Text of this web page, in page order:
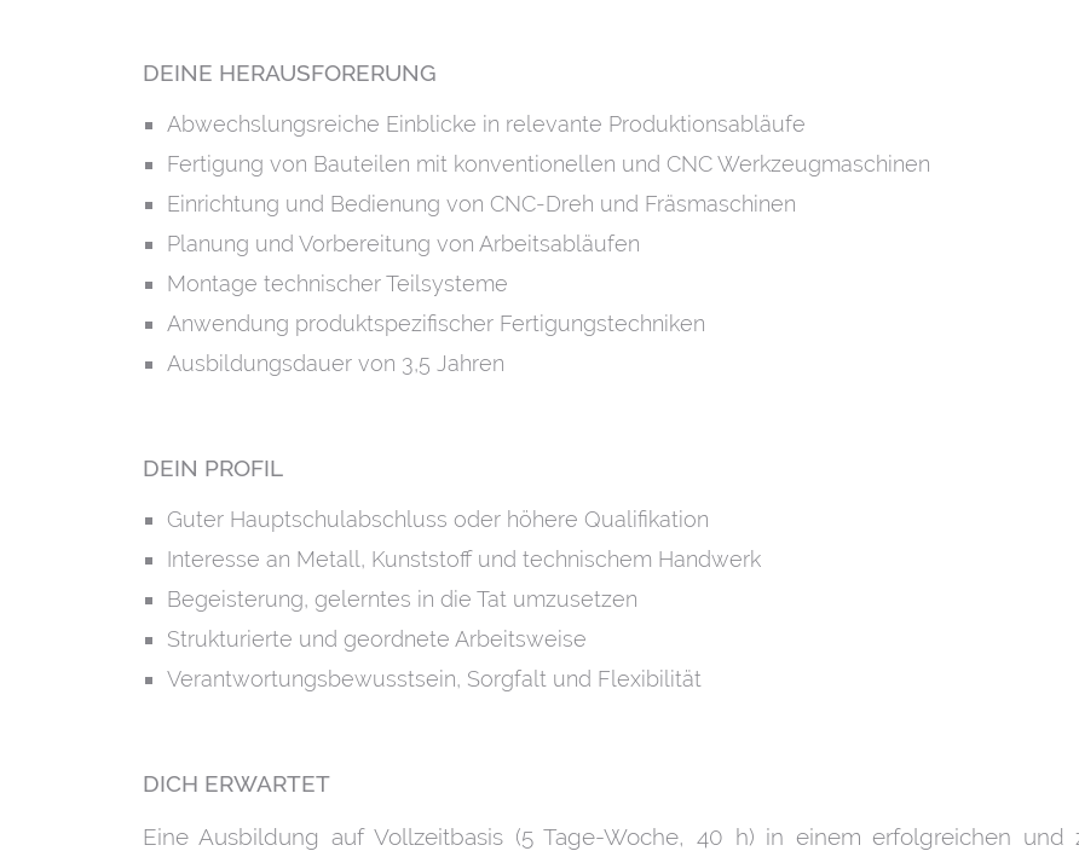
DEINE HERAUSFORERUNG
Abwechslungsreiche Einblicke in relevante Produktionsabläufe
Fertigung von Bauteilen mit konventionellen und CNC Werkzeugmaschinen
Einrichtung und Bedienung von CNC-Dreh und Fräsmaschinen
Planung und Vorbereitung von Arbeitsabläufen
Montage technischer Teilsysteme
Anwendung produktspezifischer Fertigungstechniken
Ausbildungsdauer von 3,5 Jahren
DEIN PROFIL
Guter Hauptschulabschluss oder höhere Qualifikation
Interesse an Metall, Kunststoff und technischem Handwerk
Begeisterung, gelerntes in die Tat umzusetzen
Strukturierte und geordnete Arbeitsweise
Verantwortungsbewusstsein, Sorgfalt und Flexibilität
DICH ERWARTET
Eine Ausbildung auf Vollzeitbasis (5 Tage-Woche, 40 h) in einem erfolgreichen und